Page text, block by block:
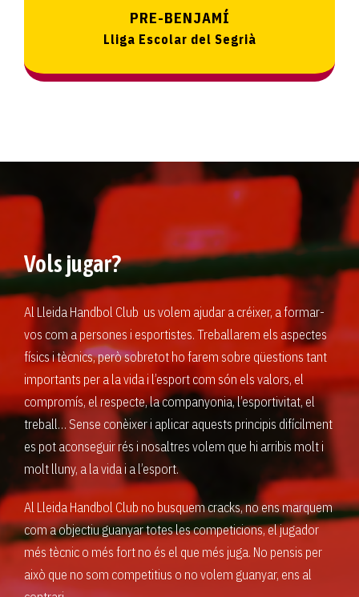
PRE-BENJAMÍ
Lliga Escolar del Segrià
Vols jugar?
Al Lleida Handbol Club us volem ajudar a créixer, a formar-
vos com a persones i esportistes. Treballarem els aspectes
físics i tècnics, però sobretot ho farem sobre qüestions tant
importants per a la vida i l’esport com són els valors, el
compromís, el respecte, la companyonia, l’esportivitat, el
treball… Sense conèixer i aplicar aquests principis difícilment
es pot aconseguir rés i nosaltres volem que hi arribis molt i
molt lluny, a la vida i a l’esport.
Al Lleida Handbol Club no busquem cracks, no ens marquem
com a objectiu guanyar totes les competicions, el jugador
més tècnic o més fort no és el que més juga. No pensis per
això que no som competitius o no volem guanyar, ens al